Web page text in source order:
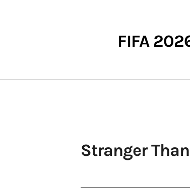
FIFA
Stranger